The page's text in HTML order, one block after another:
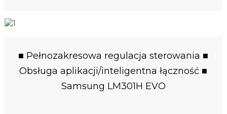
■ Pełnozakresowa regulacja sterowania ■
Obsługa aplikacji/inteligentna łączność ■
Samsung LM301H EVO